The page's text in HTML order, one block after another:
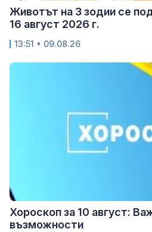
Животът на 3 зодии се
16 август 2026 г.
13:51 • 09.08.26
Хороскоп за 10 август:
възможности